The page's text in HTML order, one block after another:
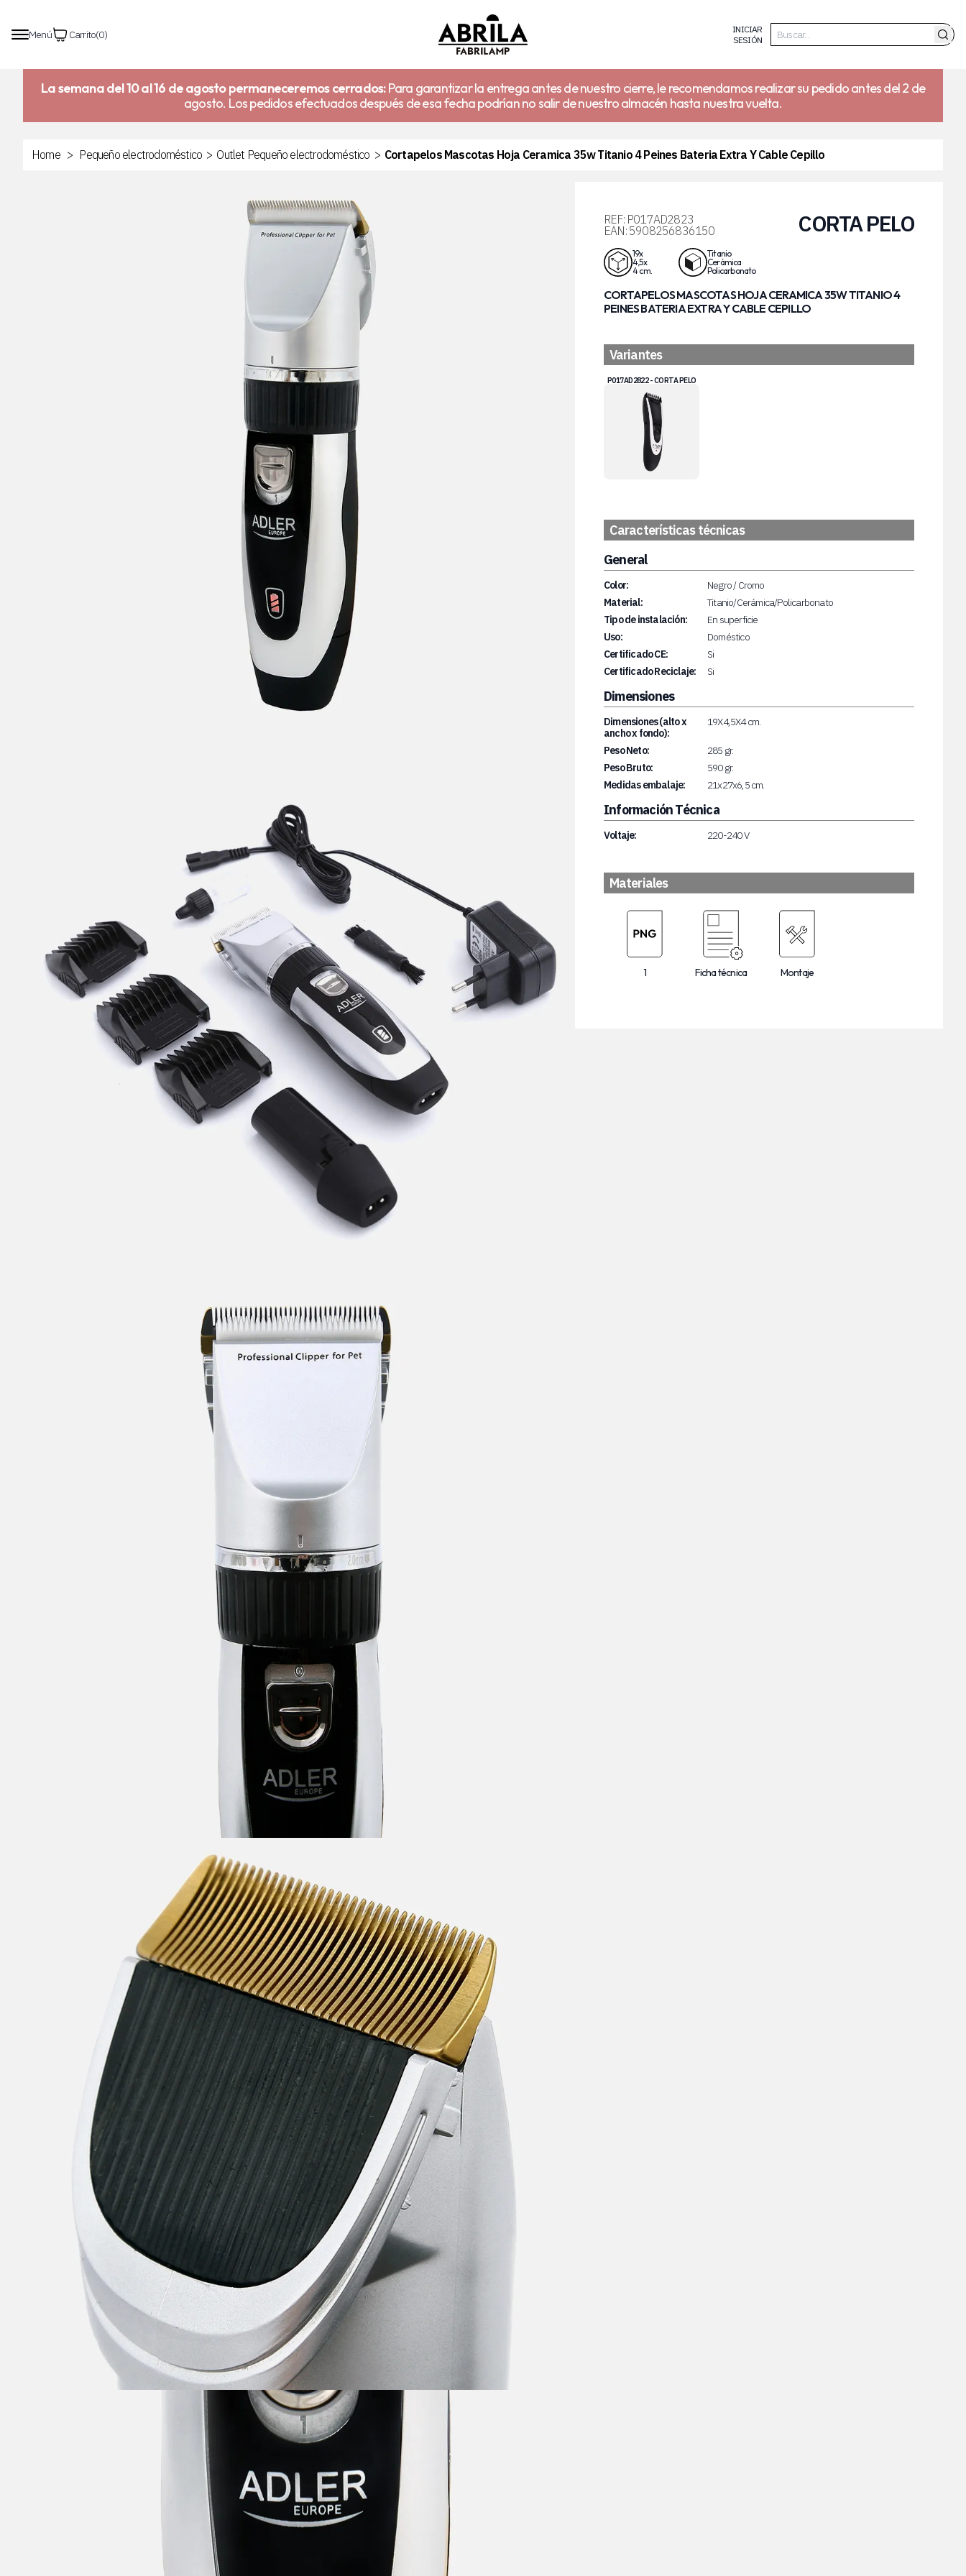
Menú Carrito(0)
INICIAR
SESIÓN
La semana del 10 al 16 de agosto permaneceremos cerrados:Para garantizar la entrega antes de nuestro cierre, le recomendamos realizar su pedido antes del 2 de
agosto. Los pedidos efectuados después de esa fecha podrían no salir de nuestro almacén hasta nuestra vuelta.
Home > Pequeño electrodoméstico > Outlet Pequeño electrodoméstico > Cortapelos Mascotas Hoja Ceramica 35w Titanio 4 Peines Bateria Extra Y Cable Cepillo
CORTA PELO
REF: P017AD2823
EAN: 5908256836150
19x
4,5x
4 cm.
Titanio
Cerámica
Policarbonato
CORTAPELOS MASCOTAS HOJA CERAMICA 35W TITANIO 4
PEINES BATERIA EXTRA Y CABLE CEPILLO
Variantes
P017AD2822 - CORTA PELO
Características técnicas
General
Color:
Negro / Cromo
Material:
Titanio/Cerámica/Policarbonato
Tipo de instalación:
En superficie
Uso:
Doméstico
Certificado CE:
Si
Certificado Reciclaje:
Si
Dimensiones
Dimensiones (alto x
ancho x fondo):
19X4,5X4 cm.
Peso Neto:
285 gr.
Peso Bruto:
590 gr.
Medidas embalaje:
21x27x6,5 cm.
Información Técnica
Voltaje: 220-240 V
Materiales
1 Ficha técnica Montaje